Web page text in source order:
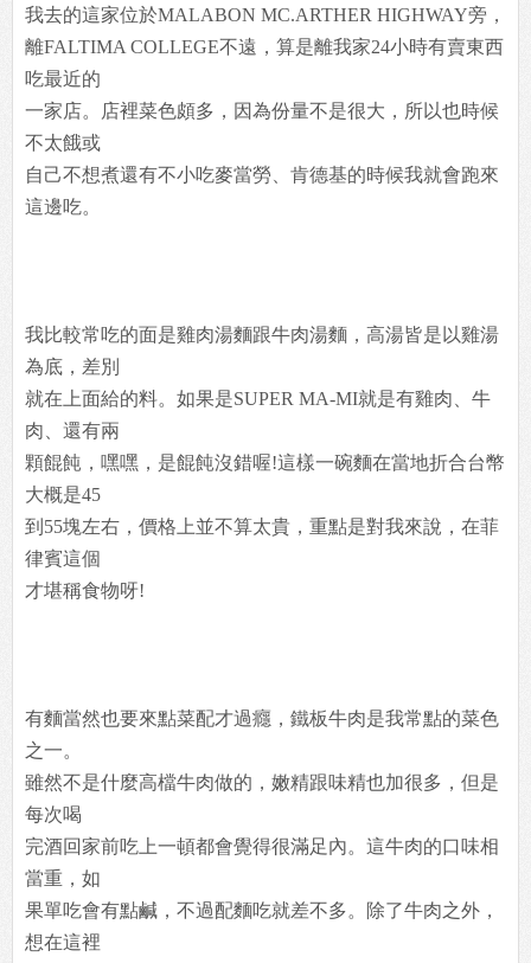
我去的這家位於MALABON MC.ARTHER HIGHWAY旁，
離FALTIMA COLLEGE不遠，算是離我家24小時有賣東西
吃最近的
一家店。店裡菜色頗多，因為份量不是很大，所以也時候
不太餓或
自己不想煮還有不小吃麥當勞、肯德基的時候我就會跑來
這邊吃。
我比較常吃的面是雞肉湯麵跟牛肉湯麵，高湯皆是以雞湯
為底，差別
就在上面給的料。如果是SUPER MA-MI就是有雞肉、牛
肉、還有兩
顆餛飩，嘿嘿，是餛飩沒錯喔!這樣一碗麵在當地折合台幣
大概是45
到55塊左右，價格上並不算太貴，重點是對我來說，在菲
律賓這個
才堪稱食物呀!
有麵當然也要來點菜配才過癮，鐵板牛肉是我常點的菜色
之一。
雖然不是什麼高檔牛肉做的，嫩精跟味精也加很多，但是
每次喝
完酒回家前吃上一頓都會覺得很滿足內。這牛肉的口味相
當重，如
果單吃會有點鹹，不過配麵吃就差不多。除了牛肉之外，
想在這裡